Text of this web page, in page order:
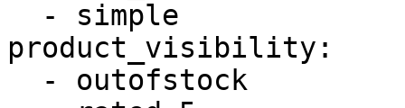
product_visibility: